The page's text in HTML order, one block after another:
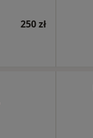
250 zł